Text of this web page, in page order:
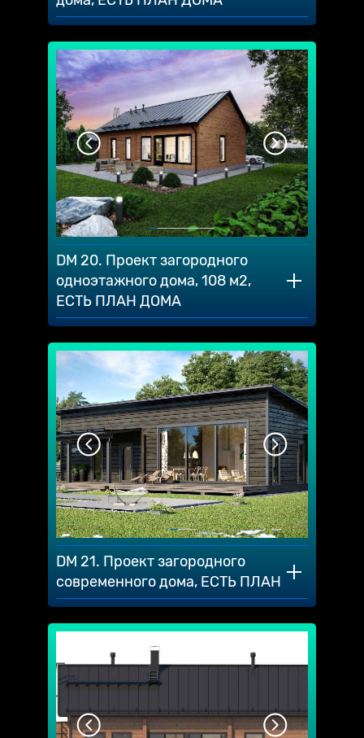
DM 20. Проект загородного
одноэтажного дома, 108 м2,
ЕСТЬ ПЛАН ДОМА
DM 21. Проект загородного
современного дома, ЕСТЬ ПЛАН